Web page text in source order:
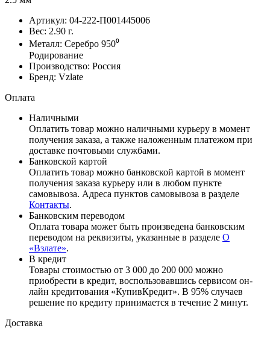
Артикул: 04-222-П001445006
Вес: 2.90 г.
Металл: Серебро 950⁰
Родирование
Производство: Россия
Бренд: Vzlate
Оплата
Наличными
Оплатить товар можно наличными курьеру в момент
получения заказа, а также наложенным платежом при
доставке почтовыми службами.
Банковской картой
Оплатить товар можно банковской картой в момент
получения заказа курьеру или в любом пункте
самовывоза. Адреса пунктов самовывоза в разделе
Контакты.
Банковским переводом
Оплата товара может быть произведена банковским
переводом на реквизиты, указанные в разделе О
«Взлате».
В кредит
Товары стоимостью от 3 000 до 200 000 можно
приобрести в кредит, воспользовавшись сервисом он-
лайн кредитования «КупивКредит». В 95% случаев
решение по кредиту принимается в течение 2 минут.
Доставка